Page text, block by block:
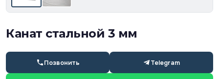
Канат стальной 3 мм
Позвонить Telegram